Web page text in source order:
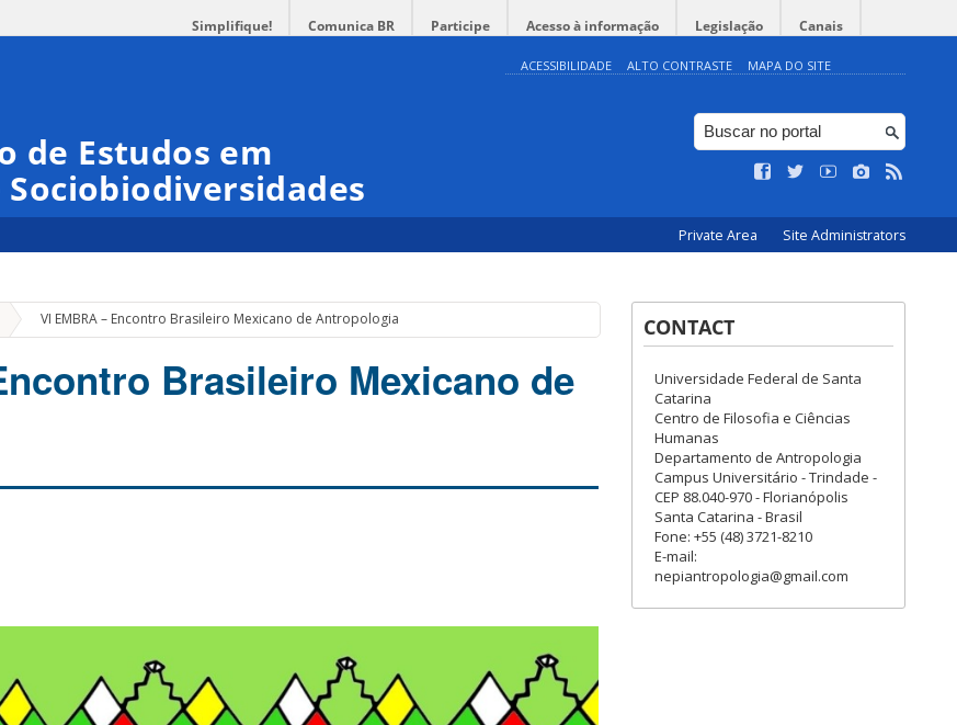
Simplifique! Comunica BR Participe Acesso à informação Legislação Canais
ACESSIBILIDADE ALTO CONTRASTE MAPA DO SITE
de Estudos em
Private Area Site Administrators
» VI EMBRA – Encontro Brasileiro Mexicano de Antropologia
Brasileiro Mexicano de
CONTACT
Universidade Federal de Santa
Catarina
Centro de Filosofia e Ciências
Humanas
Departamento de Antropologia
Campus Universitário - Trindade -
CEP 88.040-970 - Florianópolis
Santa Catarina - Brasil
Fone: +55 (48) 3721-8210
E-mail:
nepiantropologia@gmail.com